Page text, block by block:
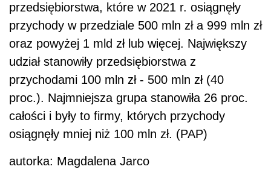
przedsiębiorstwa, które w 2021 r. osiągnęły
przychody w przedziale 500 mln zł a 999 mln zł
oraz powyżej 1 mld zł lub więcej. Największy
udział stanowiły przedsiębiorstwa z
przychodami 100 mln zł - 500 mln zł (40
proc.). Najmniejsza grupa stanowiła 26 proc.
całości i były to firmy, których przychody
osiągnęły mniej niż 100 mln zł. (PAP)
autorka: Magdalena Jarco